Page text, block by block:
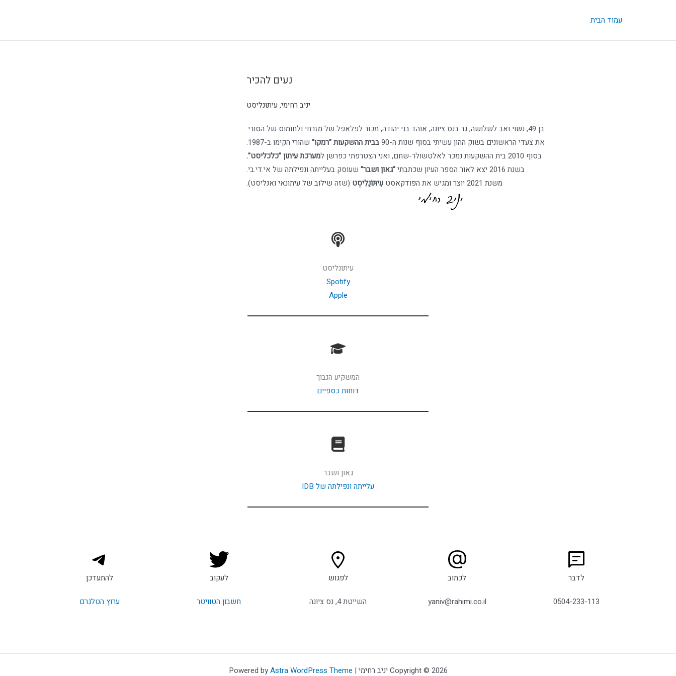
עמוד הבית
נעים להכיר
יניב רחימי, עיתונליסט
בן 49, נשוי ואב לשלושה, גר בנס ציונה, אוהד בני יהודה, מכור לפלאפל של מזרחי ולחומוס של הסורי.
את צעדי הראשונים בשוק ההון עשיתי בסוף שנות ה-90
בבית ההשקעות "רמקו" שהורי הקימו ב-1987.
בסוף 2010 בית ההשקעות נמכר לאלטשולר-שחם, ואני הצטרפתי כפרשן ל
מערכת עיתון "כלכליסט".
בשנת 2016 יצא לאור הספר העיון שכתבתי
"גאון ושבר" שעוסק בעלייתה ונפילתה של אי.די.בי.
משנת 2021 יוצר ומגיש את הפודקאסט
עִיתּוֹנַלִיסְט (שזה שילוב של עיתונאי ואנליסט).
עיתונליסט
Spotify
Apple
המשקיע הנבוך
דוחות כספיים
גאון ושבר
עלייתה ונפילתה של IDB
לדבר
0504-233-113
לכתוב
yaniv@rahimi.co.il
לפגוש
השייטת 4, נס ציונה
לעקוב
חשבון הטוויטר
להתעדכן
ערוץ הטלגרם
Copyright © 2026 יניב רחימי | Powered by Astra WordPress Theme